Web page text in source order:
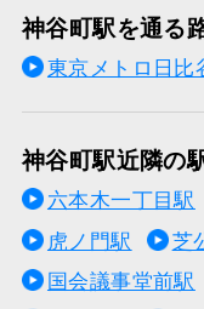
神谷町駅を通る
東京メトロ日比
神谷町駅近隣の
六本木一丁目駅
虎ノ門駅
芝
国会議事堂前駅